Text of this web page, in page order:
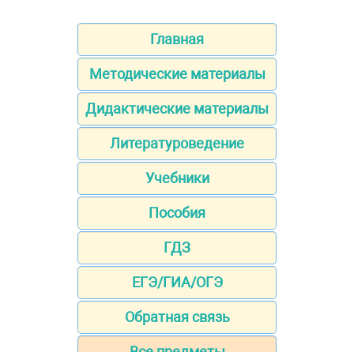
Главная
Методические материалы
Дидактические материалы
Литературоведение
Учебники
Пособия
ГДЗ
ЕГЭ/ГИА/ОГЭ
Обратная связь